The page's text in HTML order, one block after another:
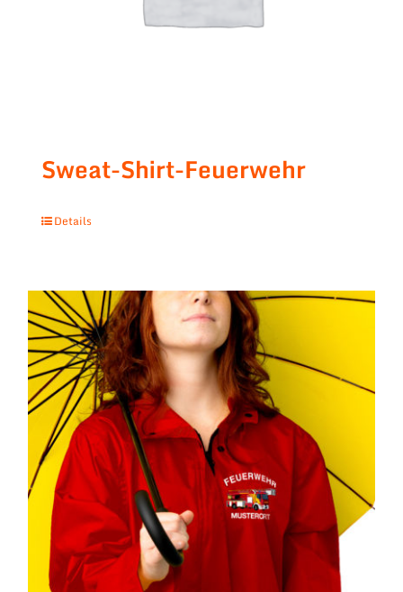
Sweat-Shirt-Feuerwehr
Details